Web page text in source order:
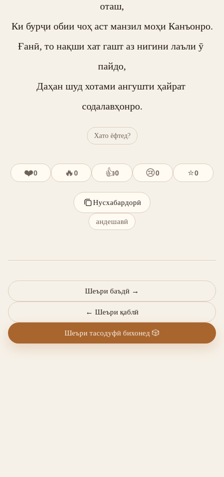
оташ,
Ки бурҷи обии чоҳ аст манзил моҳи Канъонро.
Ғанӣ, то нақши хат гашт аз нигини лаъли ӯ
пайдо,
Даҳан шуд хотами ангушти ҳайрат
содалавҳонро.
Хато ёфтед?
❤️0 🔥0 👍0 😢0 ⭐0
Нусхабардорӣ
андешавӣ
← Шеъри қаблӣ
Шеъри баъдӣ →
Шеъри тасодуфӣ бихонед 🎲